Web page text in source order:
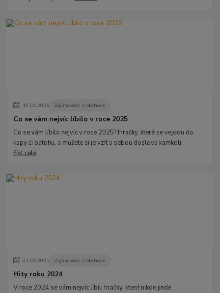
19.04.2026 Zajímavosti z obchodu
Co se vám nejvíc líbilo v roce 2025
Co se vám líbilo nejvíc v roce 2025? Hračky, které se vejdou do
kapy či batohu, a můžete si je vzít s sebou doslova kamkoli.
číst celé
01.05.2025 Zajímavosti z obchodu
Hity roku 2024
V roce 2024 se vám nejvíc líbili hračky, které nikde jinde